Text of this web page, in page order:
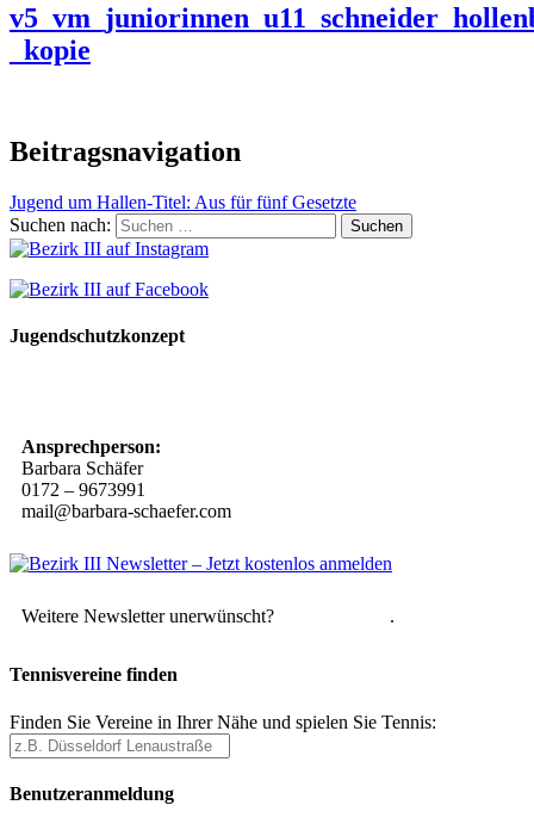
_kopie
Beitragsnavigation
Jugend um Hallen-Titel: Aus für fünf Gesetzte
Suchen nach:
Jugendschutzkonzept
Ansprechperson:
Barbara Schäfer
0172 – 9673991
mail@barbara-schaefer.com
Weitere Newsletter unerwünscht? .
Tennisvereine finden
Finden Sie Vereine in Ihrer Nähe und spielen Sie Tennis:
Benutzeranmeldung